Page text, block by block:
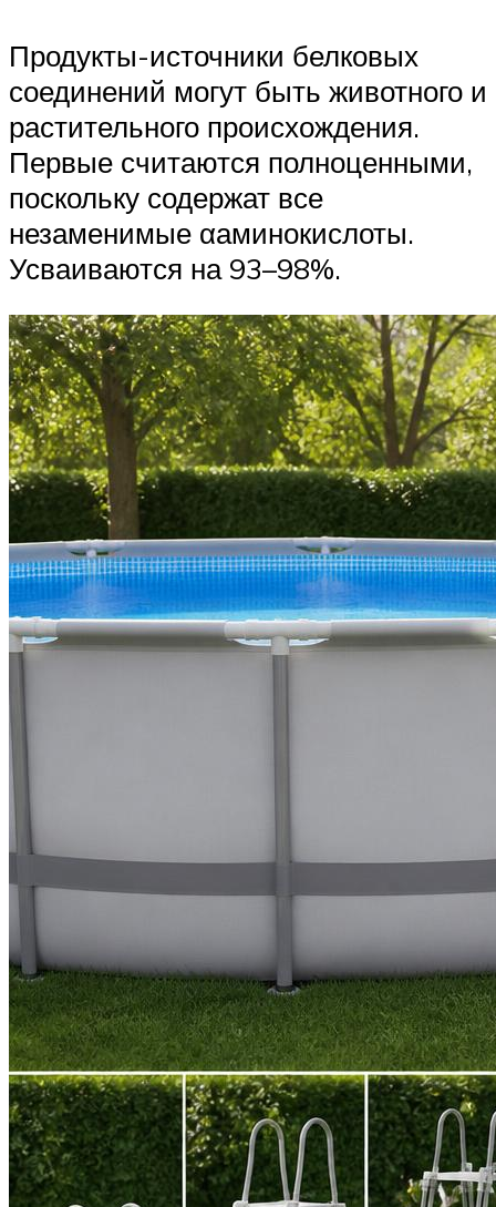
Продукты-источники белковых
соединений могут быть животного и
растительного происхождения.
Первые считаются полноценными,
поскольку содержат все
незаменимые αаминокислоты.
Усваиваются на 93–98%.